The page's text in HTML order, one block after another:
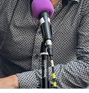
Critique